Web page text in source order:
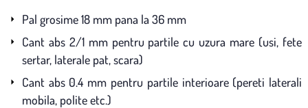
Pal grosime 18 mm pana la 36 mm
Cant abs 2/1 mm pentru partile cu uzura mare (usi, fete
sertar, laterale pat, scara)
Cant abs 0.4 mm pentru partile interioare (pereti laterali
mobila, polite etc.)